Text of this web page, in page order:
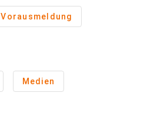
Vorausmeldung
Medien